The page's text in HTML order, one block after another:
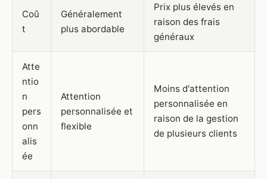
Coû
t
Généralement
plus abordable
Prix plus élevés en
raison des frais
généraux
Atte
ntio
n
pers
onn
alis
ée
Attention
personnalisée et
flexible
Moins d'attention
personnalisée en
raison de la gestion
de plusieurs clients